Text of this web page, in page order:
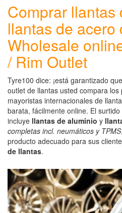
Comprar llantas
llantas de acero
Wholesale
/ Rim Outlet
Tyre100 dice: ¡está garantizado
outlet de llantas usted compara
mayoristas internacionales de
barata, fácilmente online. El
incluye llantas de aluminio y
completas incl. neumáticos y TPMS
producto adecuado para sus
de llantas.